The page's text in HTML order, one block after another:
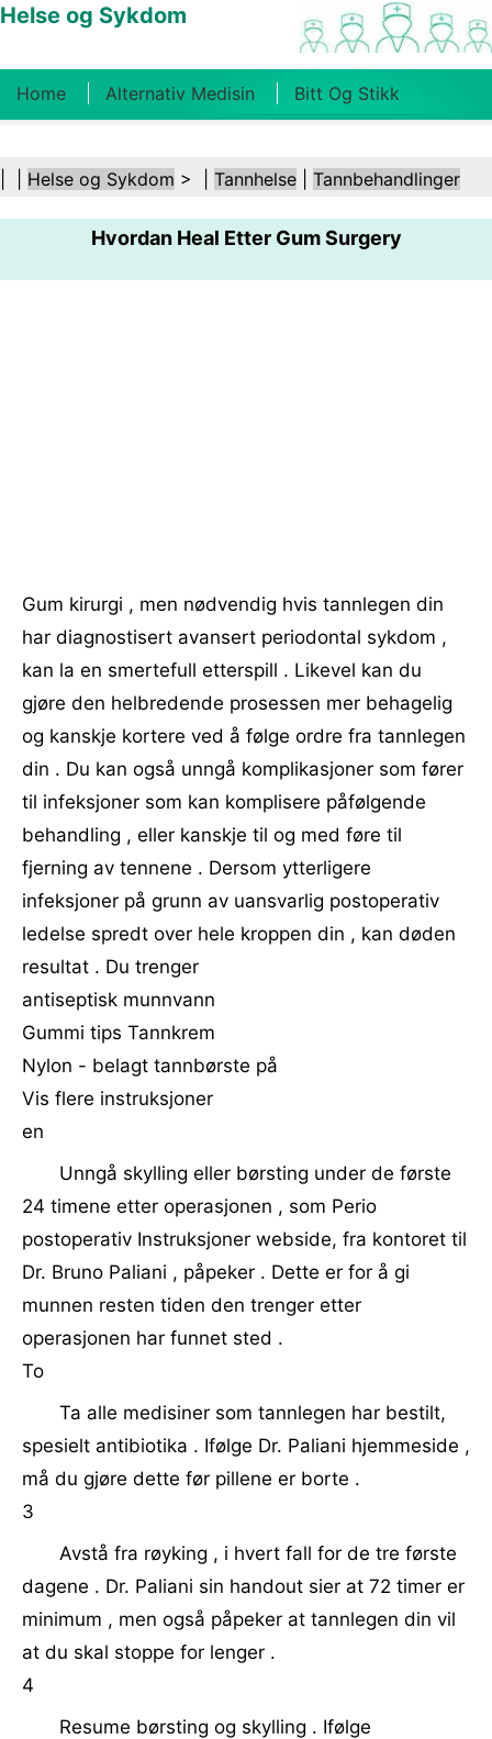
Helse og Sykdom
Home Alternativ Medisin Bitt Og Stikk
Kosthold Og Ernæring Familiehelse
Helsebransjen Psykisk Helse Folkehelse Og
Sikkerhet Kirurgi Og Prosedyrer Helse
Helse og Sykdom > | Tannhelse Tannbehandlinger
Hvordan Heal Etter Gum Surgery
Gum kirurgi , men nødvendig hvis tannlegen din
har diagnostisert avansert periodontal sykdom ,
kan la en smertefull etterspill . Likevel kan du
gjøre den helbredende prosessen mer behagelig
og kanskje kortere ved å følge ordre fra tannlegen
din . Du kan også unngå komplikasjoner som fører
til infeksjoner som kan komplisere påfølgende
behandling , eller kanskje til og med føre til
fjerning av tennene . Dersom ytterligere
infeksjoner på grunn av uansvarlig postoperativ
ledelse spredt over hele kroppen din , kan døden
resultat . Du trenger
antiseptisk munnvann
Gummi tips Tannkrem
Nylon - belagt tannbørste på
Vis flere instruksjoner
en
Unngå skylling eller børsting under de første
24 timene etter operasjonen , som Perio
postoperativ Instruksjoner webside, fra kontoret til
Dr. Bruno Paliani , påpeker . Dette er for å gi
munnen resten tiden den trenger etter
operasjonen har funnet sted .
To
Ta alle medisiner som tannlegen har bestilt,
spesielt antibiotika . Ifølge Dr. Paliani hjemmeside ,
må du gjøre dette før pillene er borte .
3
Avstå fra røyking , i hvert fall for de tre første
dagene . Dr. Paliani sin handout sier at 72 timer er
minimum , men også påpeker at tannlegen din vil
at du skal stoppe for lenger .
4
Resume børsting og skylling . Ifølge